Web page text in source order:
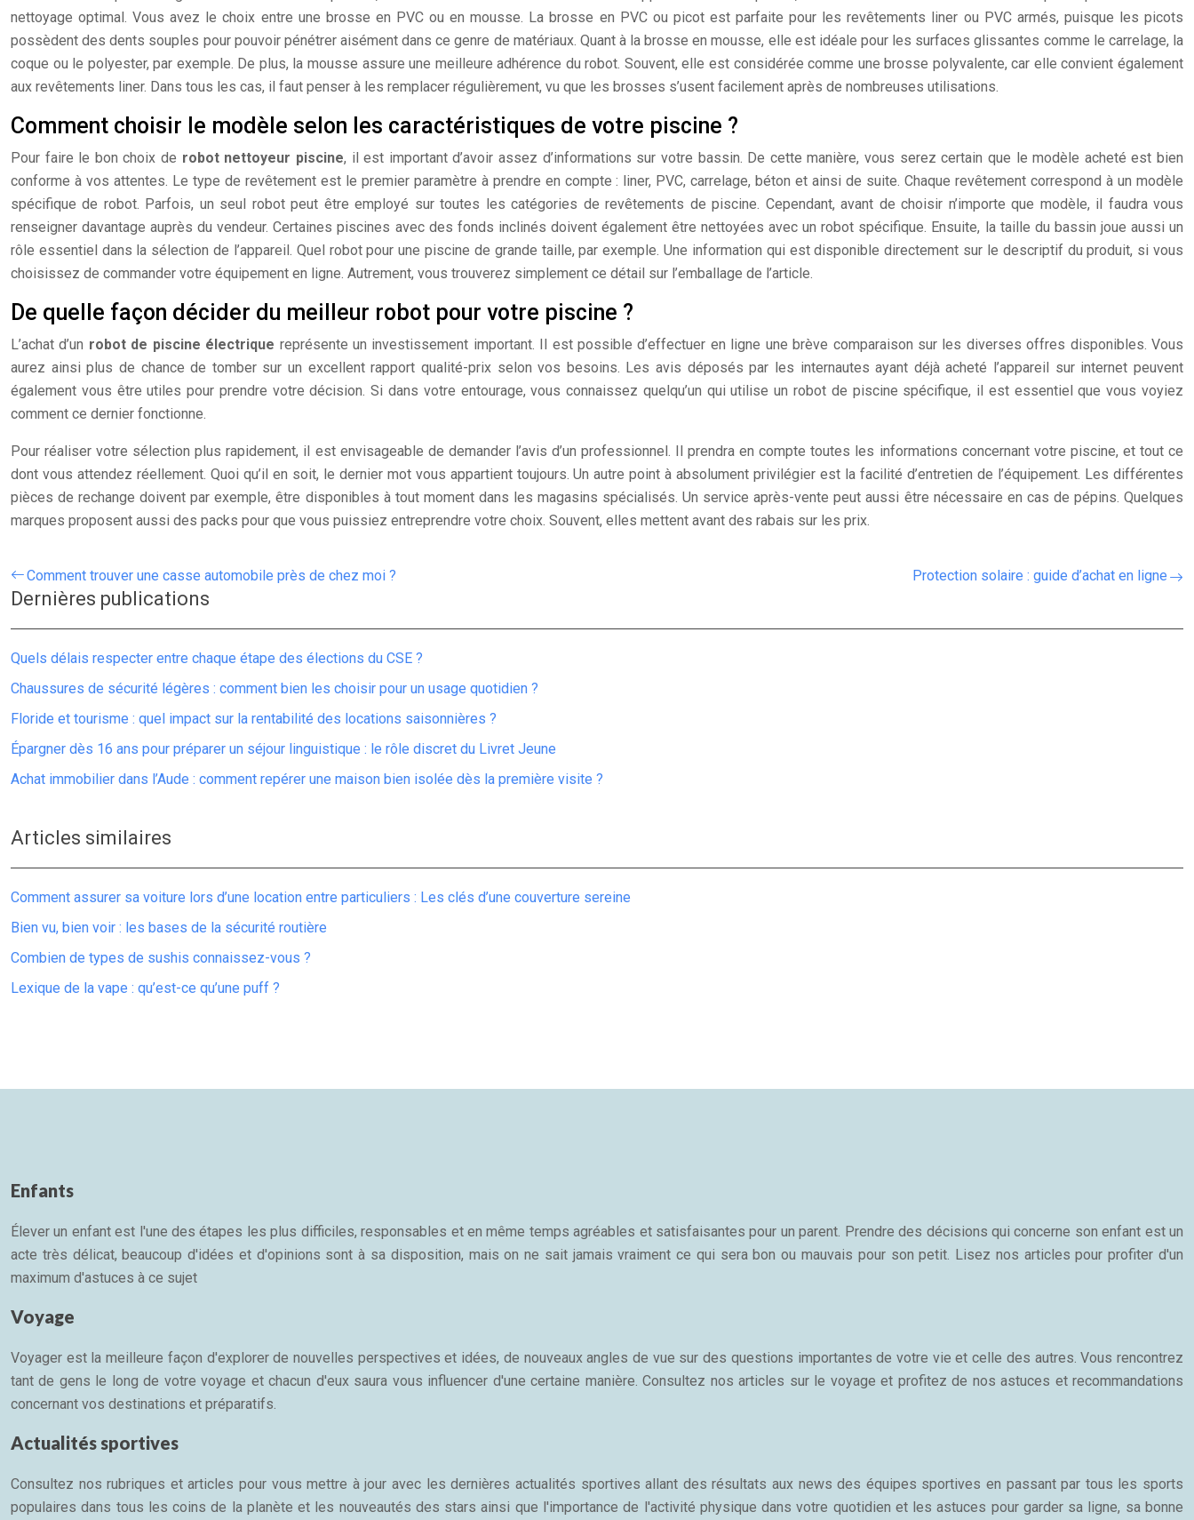
nettoyage optimal. Vous avez le choix entre une brosse en PVC ou en mousse. La brosse en PVC ou picot est parfaite pour les revêtements liner ou PVC armés, puisque les picots
possèdent des dents souples pour pouvoir pénétrer aisément dans ce genre de matériaux. Quant à la brosse en mousse, elle est idéale pour les surfaces glissantes comme le carrelage, la
coque ou le polyester, par exemple. De plus, la mousse assure une meilleure adhérence du robot. Souvent, elle est considérée comme une brosse polyvalente, car elle convient également
aux revêtements liner. Dans tous les cas, il faut penser à les remplacer régulièrement, vu que les brosses s’usent facilement après de nombreuses utilisations.
Comment choisir le modèle selon les caractéristiques de votre piscine ?
Pour faire le bon choix de robot nettoyeur piscine, il est important d’avoir assez d’informations sur votre bassin. De cette manière, vous serez certain que le modèle acheté est bien
conforme à vos attentes. Le type de revêtement est le premier paramètre à prendre en compte : liner, PVC, carrelage, béton et ainsi de suite. Chaque revêtement correspond à un modèle
spécifique de robot. Parfois, un seul robot peut être employé sur toutes les catégories de revêtements de piscine. Cependant, avant de choisir n’importe que modèle, il faudra vous
renseigner davantage auprès du vendeur. Certaines piscines avec des fonds inclinés doivent également être nettoyées avec un robot spécifique. Ensuite, la taille du bassin joue aussi un
rôle essentiel dans la sélection de l’appareil. Quel robot pour une piscine de grande taille, par exemple. Une information qui est disponible directement sur le descriptif du produit, si vous
choisissez de commander votre équipement en ligne. Autrement, vous trouverez simplement ce détail sur l’emballage de l’article.
De quelle façon décider du meilleur robot pour votre piscine ?
L’achat d’un robot de piscine électrique représente un investissement important. Il est possible d’effectuer en ligne une brève comparaison sur les diverses offres disponibles. Vous
aurez ainsi plus de chance de tomber sur un excellent rapport qualité-prix selon vos besoins. Les avis déposés par les internautes ayant déjà acheté l’appareil sur internet peuvent
également vous être utiles pour prendre votre décision. Si dans votre entourage, vous connaissez quelqu’un qui utilise un robot de piscine spécifique, il est essentiel que vous voyiez
comment ce dernier fonctionne.
Pour réaliser votre sélection plus rapidement, il est envisageable de demander l’avis d’un professionnel. Il prendra en compte toutes les informations concernant votre piscine, et tout ce
dont vous attendez réellement. Quoi qu’il en soit, le dernier mot vous appartient toujours. Un autre point à absolument privilégier est la facilité d’entretien de l’équipement. Les différentes
pièces de rechange doivent par exemple, être disponibles à tout moment dans les magasins spécialisés. Un service après-vente peut aussi être nécessaire en cas de pépins. Quelques
marques proposent aussi des packs pour que vous puissiez entreprendre votre choix. Souvent, elles mettent avant des rabais sur les prix.
Comment trouver une casse automobile près de chez moi ? Protection solaire : guide d’achat en ligne
Dernières publications
Quels délais respecter entre chaque étape des élections du CSE ?
Chaussures de sécurité légères : comment bien les choisir pour un usage quotidien ?
Floride et tourisme : quel impact sur la rentabilité des locations saisonnières ?
Épargner dès 16 ans pour préparer un séjour linguistique : le rôle discret du Livret Jeune
Achat immobilier dans l’Aude : comment repérer une maison bien isolée dès la première visite ?
Articles similaires
Comment assurer sa voiture lors d’une location entre particuliers : Les clés d’une couverture sereine
Bien vu, bien voir : les bases de la sécurité routière
Combien de types de sushis connaissez-vous ?
Lexique de la vape : qu’est-ce qu’une puff ?
Enfants
Élever un enfant est l'une des étapes les plus difficiles, responsables et en même temps agréables et satisfaisantes pour un parent. Prendre des décisions qui concerne son enfant est un
acte très délicat, beaucoup d'idées et d'opinions sont à sa disposition, mais on ne sait jamais vraiment ce qui sera bon ou mauvais pour son petit. Lisez nos articles pour profiter d'un
maximum d'astuces à ce sujet
Voyage
Voyager est la meilleure façon d'explorer de nouvelles perspectives et idées, de nouveaux angles de vue sur des questions importantes de votre vie et celle des autres. Vous rencontrez
tant de gens le long de votre voyage et chacun d'eux saura vous influencer d'une certaine manière. Consultez nos articles sur le voyage et profitez de nos astuces et recommandations
concernant vos destinations et préparatifs.
Actualités sportives
Consultez nos rubriques et articles pour vous mettre à jour avec les dernières actualités sportives allant des résultats aux news des équipes sportives en passant par tous les sports
populaires dans tous les coins de la planète et les nouveautés des stars ainsi que l'importance de l'activité physique dans votre quotidien et les astuces pour garder sa ligne, sa bonne